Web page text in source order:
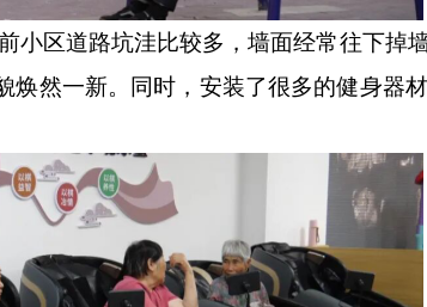
小区道路坑洼比较多，墙面经常往下掉
然一新。同时，安装了很多的健身器